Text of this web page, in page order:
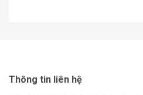
Thông tin liên hệ